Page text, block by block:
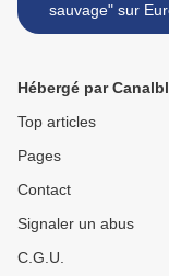
sauvage" sur
Hébergé par
Top articles
Pages
Contact
Signaler un abus
C.G.U.